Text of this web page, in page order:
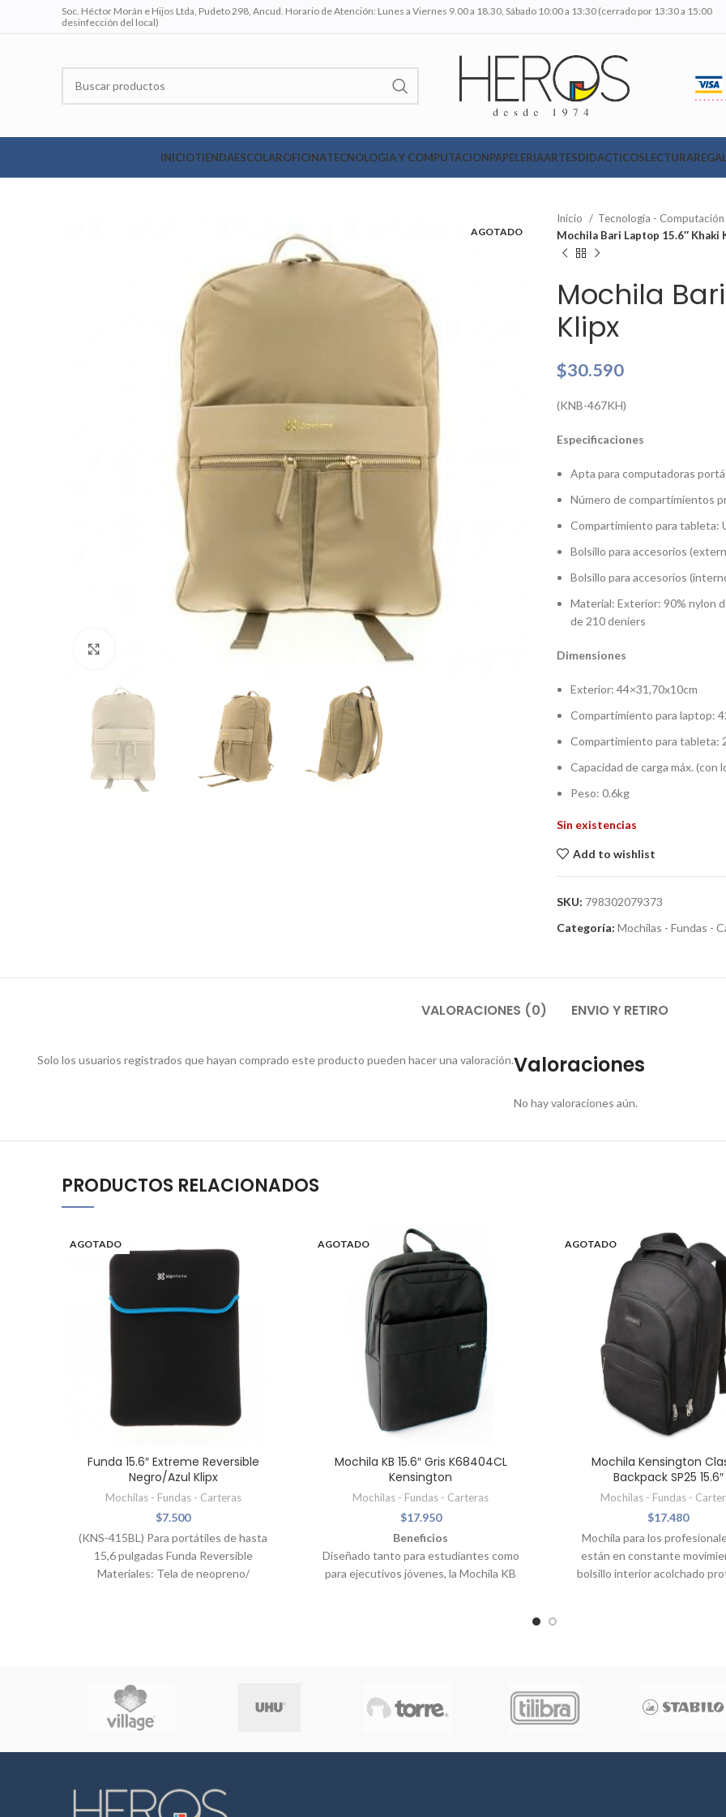
Soc. Héctor Morán e Hijos Ltda, Pudeto 298, Ancud. Horario de Atención: Lunes a Viernes 9.00 a 18.30, Sábado 10:00 a 13:30 (cerrado por 13:30 a 15:00
desinfección del local)
INICIOTIENDAESCOLAROFICINATECNOLOGIA Y COMPUTACIONPAPELERIAARTESDIDACTICOSLECTURA
AGOTADO
Inicio
Tecnología - Computación
Mochila Bari Laptop 15.6″ Khaki
Mochila
Klipx
$30.590
(KNB-467KH)
Especificaciones
Apta para computadoras
Número de compartimientos
Compartimiento para tableta:
Bolsillo para accesorios
Bolsillo para accesorios
Material: Exterior: 90% nylon
de 210 deniers
Dimensiones
Exterior: 44×31,70x10cm
Compartimiento para laptop:
Compartimiento para tableta:
Capacidad de carga máx.
Peso: 0.6kg
Sin existencias
Add to wishlist
SKU: 798302079373
Categoría: Mochilas - Fundas -
VALORACIONES (0) ENVIO Y RETIRO
Valoraciones
No hay valoraciones aún.
Solo los usuarios registrados que hayan comprado este producto pueden hacer una valoración.
PRODUCTOS RELACIONADOS
AGOTADO
Funda 15.6″ Extreme Reversible
Negro/Azul Klipx
Mochilas - Fundas - Carteras
$7.500
(KNS-415BL) Para portátiles de hasta
15,6 pulgadas Funda Reversible
Materiales: Tela de neopreno/
AGOTADO
Mochila KB 15.6″ Gris K68404CL
Kensington
Mochilas - Fundas - Carteras
$17.950
Beneficios
Diseñado tanto para estudiantes como
para ejecutivos jóvenes, la Mochila KB
espalda • Cierre metálico •
AGOTADO
Mochila Kensington
Backpack SP25 15.6″
Mochilas - Fundas -
$17.480
Mochila para los
están en constante
bolsillo interior acolchado